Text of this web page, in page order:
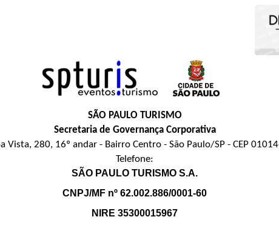
SÃO PAULO TURISMO
Secretaria de Governança Corporativa
Vista, 280, 16º andar - Bairro Centro - São Paulo/SP - CEP
Telefone:
SÃO PAULO TURISMO S.A.
CNPJ/MF nº 62.002.886/0001-60
NIRE 35300015967